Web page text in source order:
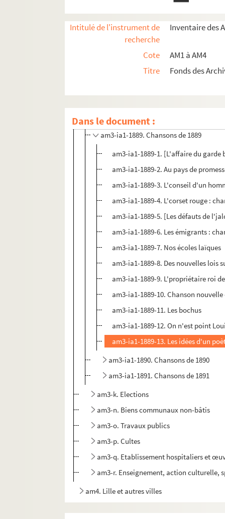
Intitulé de l'instrument de
recherche
Inventaire des
Cote
AM1 à AM4
Titre
Fonds des
Dans le document :
am3-ia1-1882. Chansons de 1882
am3-ia1-1883. Chansons de 1883
am3-ia1-1884. Chansons de 1884
am3-ia1-1885. Chansons de 1885
am3-ia1-1888. Chansons de 1888
am3-ia1-1889. Chansons de 1889
am3-ia1-1889-1. [L'affaire du garde
am3-ia1-1889-2. Au pays de
am3-ia1-1889-3. L'conseil d'un
am3-ia1-1889-4. L'corset rouge :
am3-ia1-1889-5. [Les défauts de
am3-ia1-1889-6. Les émigrants :
am3-ia1-1889-7. Nos écoles laïques
am3-ia1-1889-8. Des nouvelles lois
am3-ia1-1889-9. L'propriétaire roi
am3-ia1-1889-10. Chanson
am3-ia1-1889-11. Les bochus
am3-ia1-1889-12. On n'est point
am3-ia1-1889-13. Les idées d'un
am3-ia1-1890. Chansons de 1890
am3-ia1-1891. Chansons de 1891
am3-k. Elections
am3-n. Biens communaux non-bâtis
am3-o. Travaux publics
am3-p. Cultes
am3-q. Etablissement hospitaliers et
am3-r. Enseignement, action culturelle,
am4. Lille et autres villes